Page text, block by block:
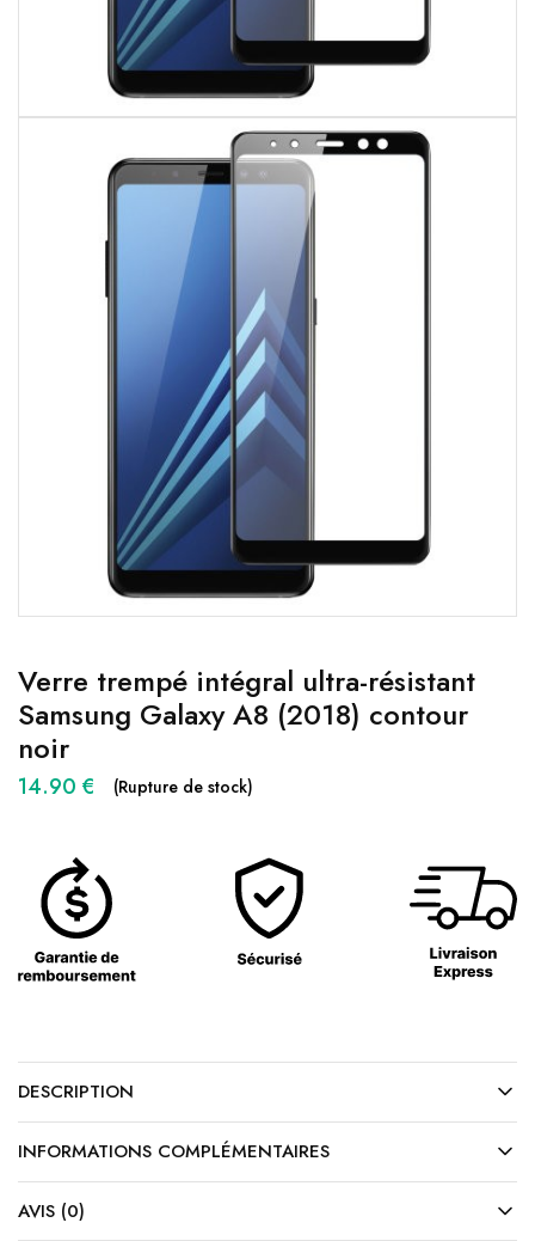
Verre trempé intégral ultra-résistant
Samsung Galaxy A8 (2018) contour
noir
14.90 € (Rupture de stock)
DESCRIPTION
INFORMATIONS COMPLÉMENTAIRES
AVIS (0)